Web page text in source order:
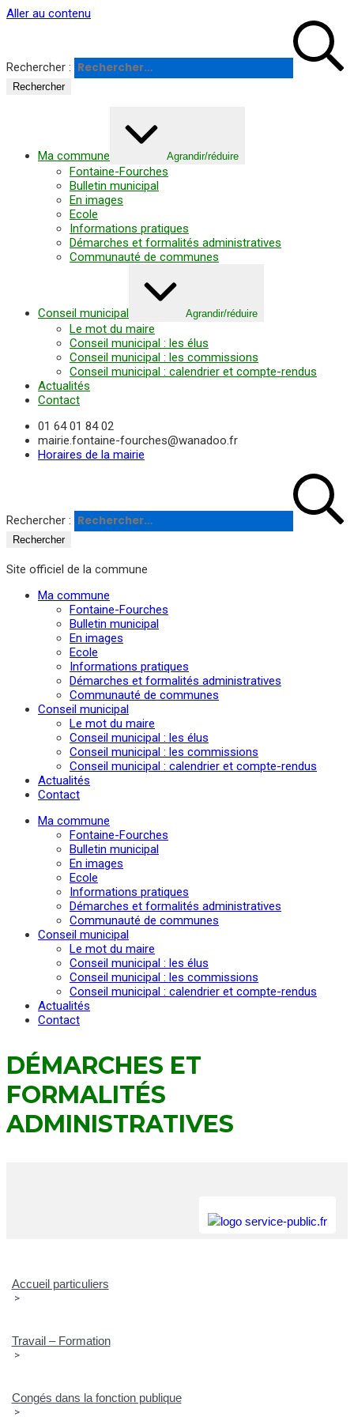
Panneau de gestion des cookies
Aller au contenu
Rechercher :
Ma commune Agrandir/réduire
Fontaine-Fourches
Bulletin municipal
En images
Ecole
Informations pratiques
Démarches et formalités administratives
Communauté de communes
Conseil municipal Agrandir/réduire
Le mot du maire
Conseil municipal : les élus
Conseil municipal : les commissions
Conseil municipal : calendrier et compte-rendus
Actualités
Contact
01 64 01 84 02
mairie.fontaine-fourches@wanadoo.fr
Horaires de la mairie
Rechercher :
Site officiel de la commune
Ma commune
Fontaine-Fourches
Bulletin municipal
En images
Ecole
Informations pratiques
Démarches et formalités administratives
Communauté de communes
Conseil municipal
Le mot du maire
Conseil municipal : les élus
Conseil municipal : les commissions
Conseil municipal : calendrier et compte-rendus
Actualités
Contact
Ma commune
Fontaine-Fourches
Bulletin municipal
En images
Ecole
Informations pratiques
Démarches et formalités administratives
Communauté de communes
Conseil municipal
Le mot du maire
Conseil municipal : les élus
Conseil municipal : les commissions
Conseil municipal : calendrier et compte-rendus
Actualités
Contact
DÉMARCHES ET
FORMALITÉS
ADMINISTRATIVES
Accueil particuliers
>
Travail – Formation
>
Congés dans la fonction publique
>